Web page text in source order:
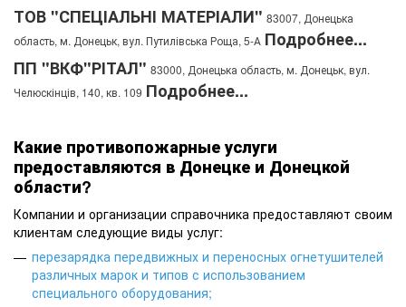
ТОВ "СПЕЦІАЛЬНІ МАТЕРІАЛИ" 83007, Донецька
область, м. Донецьк, вул. Путилівська Роща, 5-А Подробнее...
ПП "ВКФ"РІТАЛ" 83000, Донецька область, м. Донецьк, вул.
Челюскінців, 140, кв. 109 Подробнее...
Какие противопожарные услуги
предоставляются в Донецке и Донецкой
области?
Компании и организации справочника предоставляют своим
клиентам следующие виды услуг:
перезарядка передвижных и переносных огнетушителей
различных марок и типов с использованием
специального оборудования;